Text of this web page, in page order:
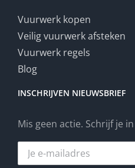
Vuurwerk kopen
Veilig vuurwerk afsteken
Vuurwerk regels
Blog
INSCHRIJVEN NIEUWSBRIEF
Mis geen actie. Schrijf je